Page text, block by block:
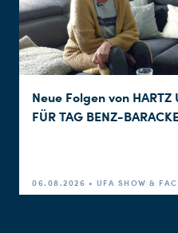
Neue Folgen von HARTZ
FÜR TAG BENZ-
06.08.2026 • UFA SHOW &